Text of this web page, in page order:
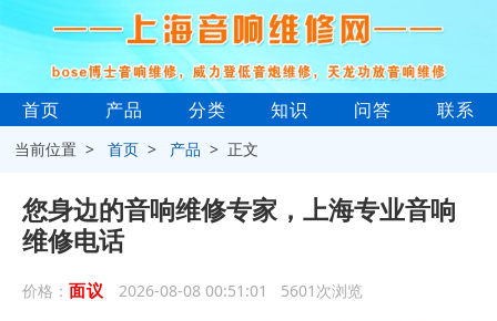
首页 产品 分类 知识 问答 联系
当前位置 >首页 > 产品 > 正文
您身边的音响维修专家，上海专业音响
维修电话
价格： 面议 2026-08-08 00:51:01 5601次浏览